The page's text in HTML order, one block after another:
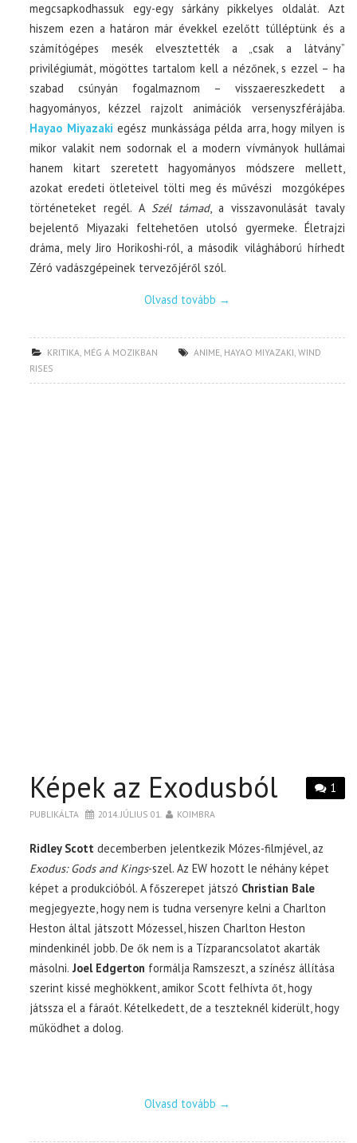
megcsapkodhassuk egy-egy sárkány pikkelyes oldalát. Azt
hiszem ezen a határon már évekkel ezelőtt túlléptünk és a
számítógépes mesék elvesztették a „csak a látvány”
privilégiumát, mögöttes tartalom kell a nézőnek, s ezzel – ha
szabad csúnyán fogalmaznom – visszaereszkedett a
hagyományos, kézzel rajzolt animációk versenyszférájába.
Hayao Miyazaki egész munkássága példa arra, hogy milyen is
mikor valakit nem sodornak el a modern vívmányok hullámai
hanem kitart szeretett hagyományos módszere mellett,
azokat eredeti ötleteivel tölti meg és művészi mozgóképes
történeteket regél. A Szél támad, a visszavonulását tavaly
bejelentő Miyazaki feltehetően utolsó gyermeke. Életrajzi
dráma, mely Jiro Horikoshi-ról, a második világháború hírhedt
Zéró vadászgépeinek tervezőjéről szól.
Olvasd tovább →
KRITIKA, MÉG A MOZIKBAN ANIME, HAYAO MIYAZAKI,WIND
RISES
1
Képek az Exodusból
PUBLIKÁLTA 2014. JÚLIUS 01. KOIMBRA
Ridley Scott decemberben jelentkezik Mózes-filmjével, az
Exodus: Gods and Kings-szel. Az EW hozott le néhány képet
képet a produkcióból. A főszerepet játszó Christian Bale
megjegyezte, hogy nem is tudna versenyre kelni a Charlton
Heston által játszott Mózessel, hiszen Charlton Heston
mindenkinél jobb. De ők nem is a Tízparancsolatot akarták
másolni. Joel Edgerton formálja Ramszeszt, a színész állítása
szerint kissé meghökkent, amikor Scott felhívta őt, hogy
játssza el a fáraót. Kételkedett, de a teszteknél kiderült, hogy
működhet a dolog.
Olvasd tovább →